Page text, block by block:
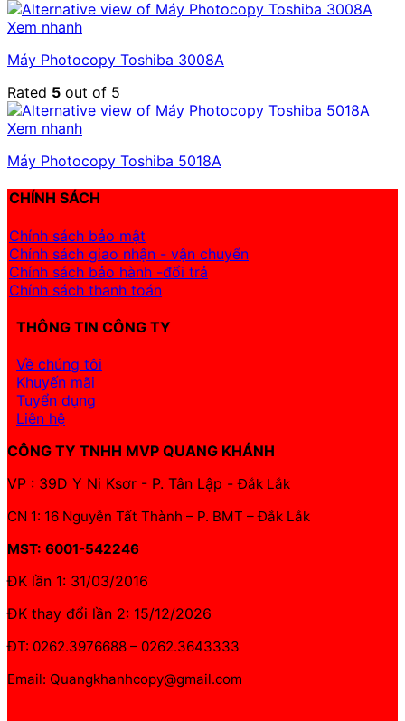
Xem nhanh
Máy Photocopy Toshiba 3008A
Rated 5 out of 5
Xem nhanh
Máy Photocopy Toshiba 5018A
CHÍNH SÁCH
Chính sách bảo mật
Chính sách giao nhận - vận chuyển
Chính sách bảo hành -đổi trả
Chính sách thanh toán
THÔNG TIN CÔNG TY
Về chúng tôi
Khuyến mãi
Tuyển dụng
Liên hệ
CÔNG TY TNHH MVP QUANG KHÁNH
VP : 39D Y Ni Ksơr - P. Tân Lập -Đắk Lắk
CN 1: 16 Nguyễn Tất Thành – P. BMT – Đắk Lắk
MST: 6001-542246
ĐK lần 1: 31/03/2016
ĐK thay đổi lần 2: 15/12/2026
ĐT: 0262.3976688 – 0262.3643333
Email: Quangkhanhcopy@gmail.com